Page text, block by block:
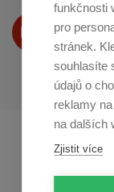
funkčnosti
pro
stránek.
souhlasíte
údajů o
reklamy
na dalších
Zjistit více
na